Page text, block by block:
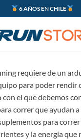
6 AÑOS EN CHILE
requiere de un
para poder rendir
el que debemos
correr que ayudan
para
y la energía que